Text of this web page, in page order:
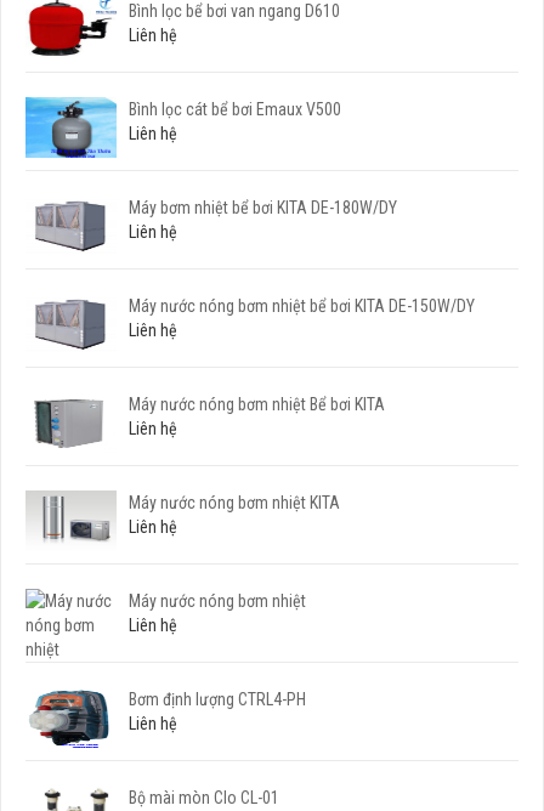
Bình lọc bể bơi van ngang D610
Liên hệ
Bình lọc cát bể bơi Emaux V500
Liên hệ
Máy bơm nhiệt bể bơi KITA DE-180W/DY
Liên hệ
Máy nước nóng bơm nhiệt bể bơi KITA DE-150W/DY
Liên hệ
Máy nước nóng bơm nhiệt Bể bơi KITA
Liên hệ
Máy nước nóng bơm nhiệt KITA
Liên hệ
Máy nước nóng bơm nhiệt
Liên hệ
Bơm định lượng CTRL4-PH
Liên hệ
Bộ mài mòn Clo CL-01